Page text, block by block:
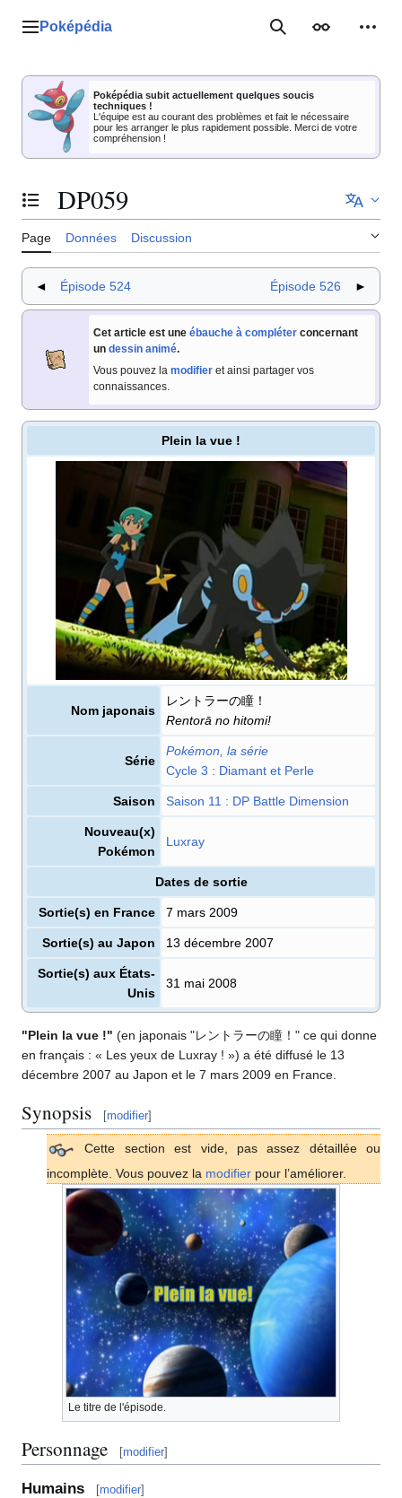
Menu principal
Poképédia RechercherApparence
Poképédia subit actuellement quelques soucis
techniques !
L'équipe est au courant des problèmes et fait le nécessaire
pour les arranger le plus rapidement possible. Merci de votre
compréhension !
Basculer la table des matières
DP059
Page Données Discussion
◄ Épisode 524 Épisode 526 ►
Cet article est une ébauche à compléter concernant
un dessin animé.
Vous pouvez la modifier et ainsi partager vos
connaissances.
Plein la vue !
Nom japonais
レントラーの瞳！
Rentorā no hitomi!
Série
Pokémon, la série
cycle 3 : Diamant et Perle
Saison saison 11 : DP Battle Dimension
Nouveau(x)
Pokémon
Luxray
Dates de sortie
Sortie(s) en France 7 mars 2009
Sortie(s) au Japon 13 décembre 2007
Sortie(s) aux États-
Unis
31 mai 2008
"Plein la vue !" (en japonais "レントラーの瞳！" ce qui donne
en français : « Les yeux de Luxray ! ») a été diffusé le 13
décembre 2007 au Japon et le 7 mars 2009 en France.
Synopsis [modifier]
Cette section est vide, pas assez détaillée ou
incomplète. Vous pouvez la modifier pour l’améliorer.
Le titre de l'épisode.
Personnage [modifier]
Humains [modifier]